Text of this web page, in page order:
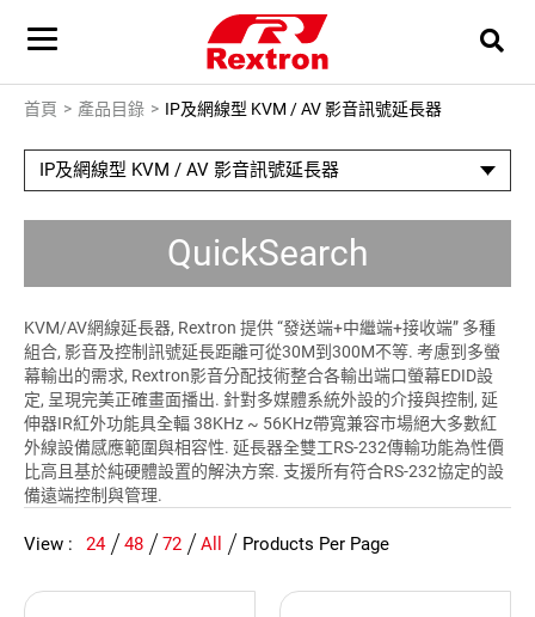
首頁 產品目錄 IP及網線型 KVM / AV 影音訊號延長器
IP及網線型 KVM / AV 影音訊號延長器
QuickSearch
KVM/AV網線延長器, Rextron 提供 “發送端+中繼端+接收端” 多種
組合, 影音及控制訊號延長距離可從30M到300M不等. 考慮到多螢
幕輸出的需求, Rextron影音分配技術整合各輸出端口螢幕EDID設
定, 呈現完美正確畫面播出. 針對多媒體系統外設的介接與控制, 延
伸器IR紅外功能具全輻 38KHz ~ 56KHz帶寬兼容市場絕大多數紅
外線設備感應範圍與相容性. 延長器全雙工RS-232傳輸功能為性價
比高且基於純硬體設置的解決方案. 支援所有符合RS-232協定的設
備遠端控制與管理.
View : 24 48 72 All Products Per Page